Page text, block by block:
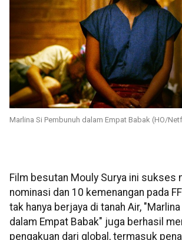
Marlina Si Pembunuh dalam Empat Babak (HO/
Film besutan Mouly Surya ini sukses
nominasi dan 10 kemenangan pada
tak hanya berjaya di tanah Air,
dalam Empat Babak" juga berhasil
pengakuan dari global, termasuk